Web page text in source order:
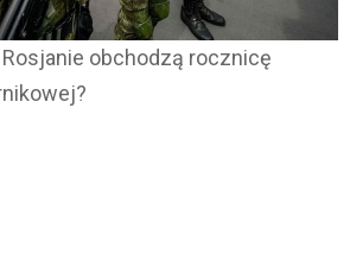
obchodzą rocznicę